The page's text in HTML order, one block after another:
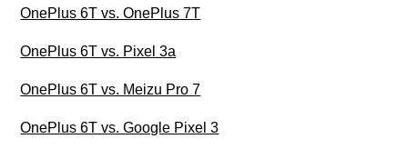
OnePlus 6T vs. OnePlus 7T
OnePlus 6T vs. Pixel 3a
OnePlus 6T vs. Meizu Pro 7
OnePlus 6T vs. Google Pixel 3